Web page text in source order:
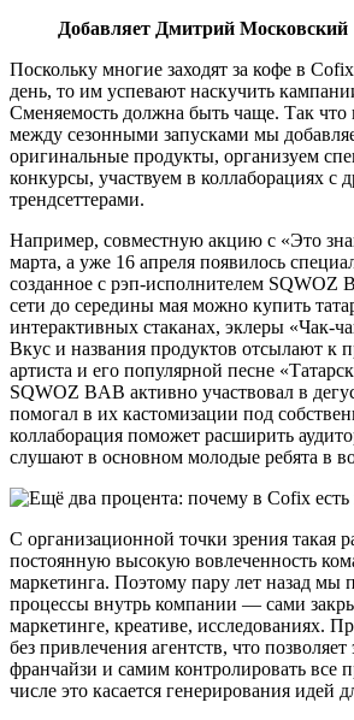
Добавляет Дмитрий Московский
Поскольку многие заходят за кофе в
день, то им успевают наскучить
Сменяемость должна быть чаще. Так что
между сезонными запусками мы
оригинальные продукты, организуем
конкурсы, участвуем в коллаборациях с
трендсеттерами.
Например, совместную акцию с «Это
марта, а уже 16 апреля появилось
созданное с рэп-исполнителем SQWOZ
сети до середины мая можно купить
интерактивных стаканах, эклеры «Чак-
Вкус и названия продуктов отсылают к
артиста и его популярной песне
SQWOZ BAB активно участвовал в
помогал в их кастомизации под
коллаборация поможет расширить
слушают в основном молодые ребята в
С организационной точки зрения такая
постоянную высокую вовлеченность
маркетинга. Поэтому пару лет назад мы
процессы внутрь компании — сами
маркетинге, креативе, исследованиях.
без привлечения агентств, что позволяет
франчайзи и самим контролировать все
числе это касается генерирования идей